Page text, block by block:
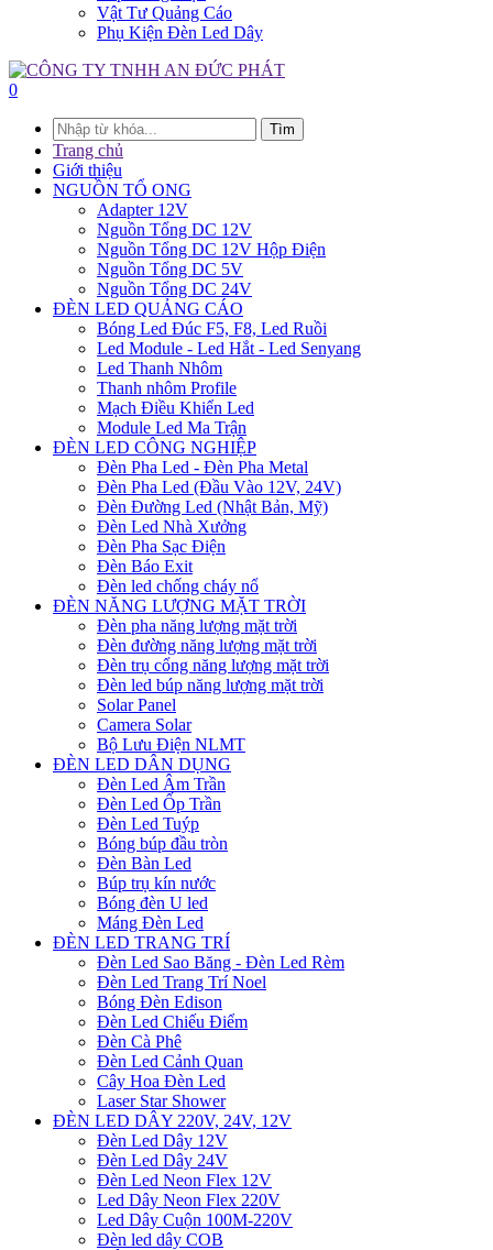
Vật Tư Quảng Cáo
Phụ Kiện Đèn Led Dây
0
Tìm
Trang chủ
Giới thiệu
NGUỒN TỔ ONG
Adapter 12V
Nguồn Tổng DC 12V
Nguồn Tổng DC 12V Hộp Điện
Nguồn Tổng DC 5V
Nguồn Tổng DC 24V
ĐÈN LED QUẢNG CÁO
Bóng Led Đúc F5, F8, Led Ruồi
Led Module - Led Hắt - Led Senyang
Led Thanh Nhôm
Thanh nhôm Profile
Mạch Điều Khiển Led
Module Led Ma Trận
ĐÈN LED CÔNG NGHIỆP
Đèn Pha Led - Đèn Pha Metal
Đèn Pha Led (Đầu Vào 12V, 24V)
Đèn Đường Led (Nhật Bản, Mỹ)
Đèn Led Nhà Xưởng
Đèn Pha Sạc Điện
Đèn Báo Exit
Đèn led chống cháy nổ
ĐÈN NĂNG LƯỢNG MẶT TRỜI
Đèn pha năng lượng mặt trời
Đèn đường năng lượng mặt trời
Đèn trụ cổng năng lượng mặt trời
Đèn led búp năng lượng mặt trời
Solar Panel
Camera Solar
Bộ Lưu Điện NLMT
ĐÈN LED DÂN DỤNG
Đèn Led Âm Trần
Đèn Led Ốp Trần
Đèn Led Tuýp
Bóng búp đầu tròn
Đèn Bàn Led
Búp trụ kín nước
Bóng đèn U led
Máng Đèn Led
ĐÈN LED TRANG TRÍ
Đèn Led Sao Băng - Đèn Led Rèm
Đèn Led Trang Trí Noel
Bóng Đèn Edison
Đèn Led Chiếu Điểm
Đèn Cà Phê
Đèn Led Cảnh Quan
Cây Hoa Đèn Led
Laser Star Shower
ĐÈN LED DÂY 220V, 24V, 12V
Đèn Led Dây 12V
Đèn Led Dây 24V
Đèn Led Neon Flex 12V
Led Dây Neon Flex 220V
Led Dây Cuộn 100M-220V
Đèn led dây COB